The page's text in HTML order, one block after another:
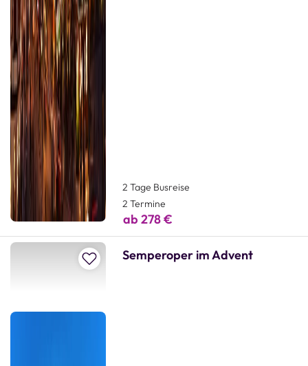
2 Tage Busreise
2 Termine
ab 278 €
Zur Merkliste hinzufügen
Semperoper im Advent